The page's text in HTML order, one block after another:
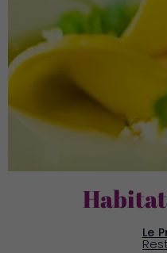
Le